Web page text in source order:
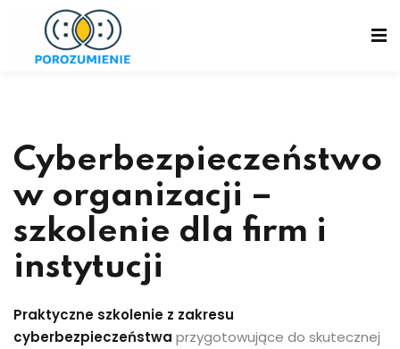
content
Cyberbezpieczeństwo
w organizacji –
szkolenie dla firm i
instytucji
Praktyczne szkolenie z zakresu
cyberbezpieczeństwa przygotowujące do skutecznej